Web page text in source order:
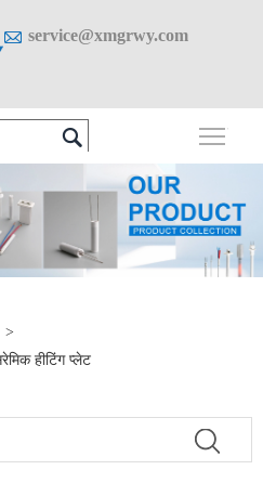
 service@xmgrwy.com
 मुख्य
>
हीटिंग प्लेट